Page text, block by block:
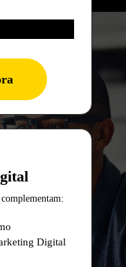
Digital